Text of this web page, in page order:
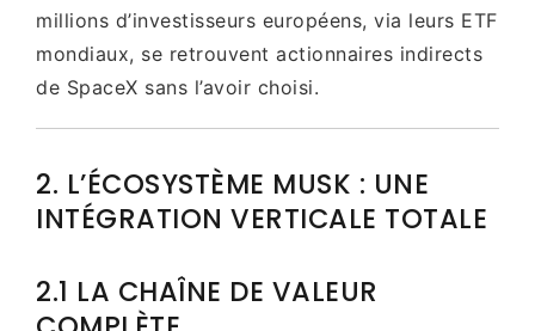
millions d’investisseurs européens, via leurs ETF
mondiaux, se retrouvent actionnaires indirects
de SpaceX sans l’avoir choisi.
2. L’ÉCOSYSTÈME MUSK : UNE
INTÉGRATION VERTICALE TOTALE
2.1 LA CHAÎNE DE VALEUR